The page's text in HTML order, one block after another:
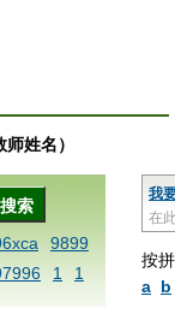
姓名）
我
在
按
a b
9899
1
1